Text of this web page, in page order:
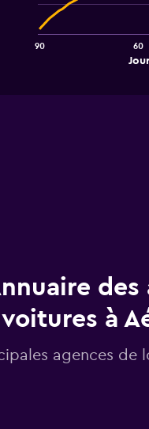
points.
The
has
1
Y
displaying
90 60
voitures à
agences de